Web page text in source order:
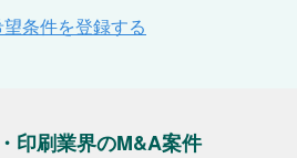
印刷業界のM&A案件